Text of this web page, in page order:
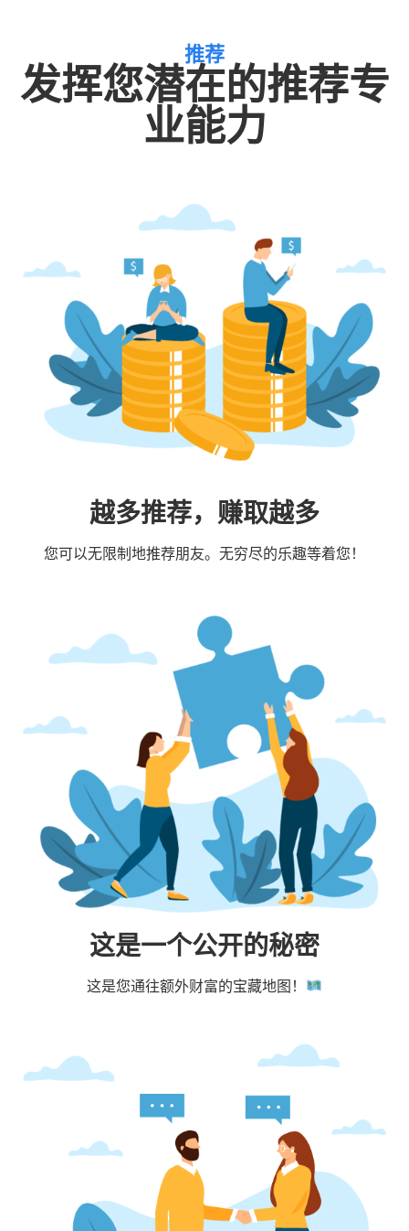
推荐
发挥您潜在的推荐专
业能力
越多推荐，赚取越多
您可以无限制地推荐朋友。无穷尽的乐趣等着您！
这是一个公开的秘密
这是您通往额外财富的宝藏地图！